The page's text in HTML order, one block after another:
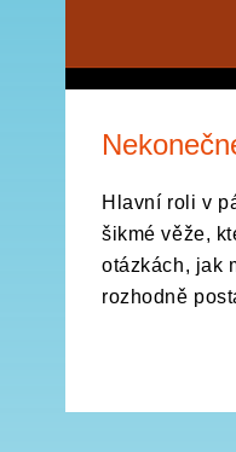
Hlavní roli v
šikmé věže,
otázkách, jak
rozhodně